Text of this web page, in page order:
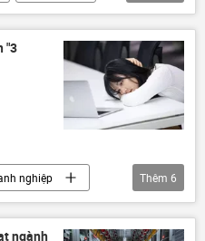
"3
nghiệp
Nam
Chính sách
Thêm 6
ngành